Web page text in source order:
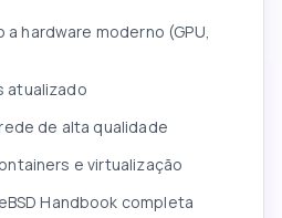
hardware moderno (GPU,
atualizado
de alta qualidade
e virtualização
Handbook completa